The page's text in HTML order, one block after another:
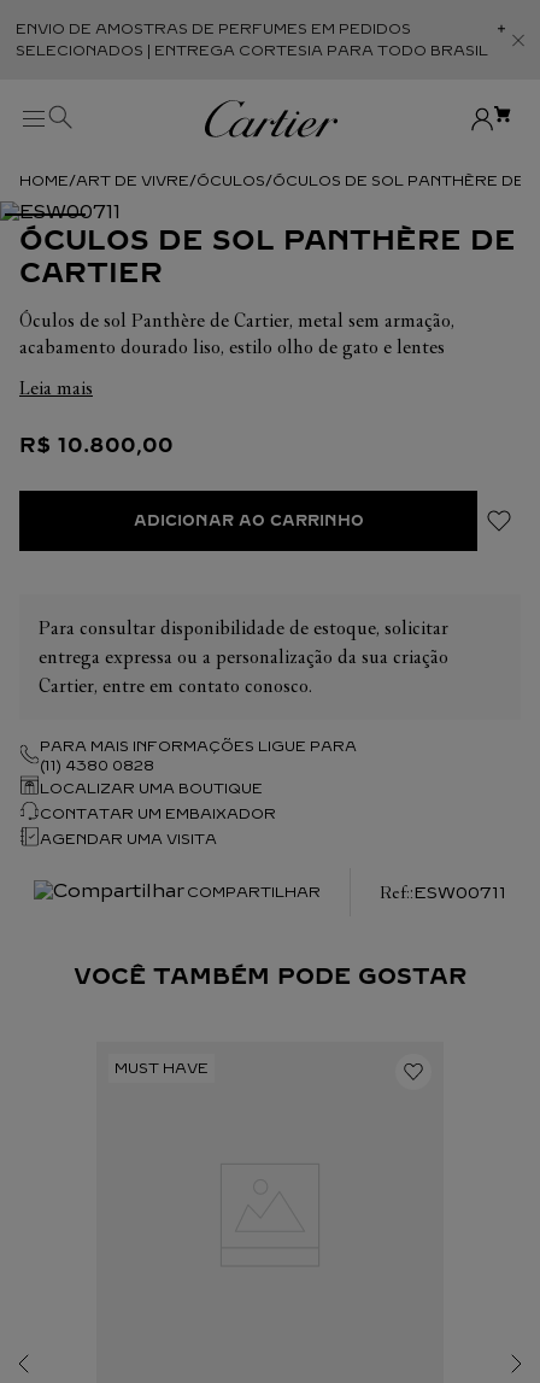
ENVIO DE AMOSTRAS DE PERFUMES EM PEDIDOS
SELECIONADOS | ENTREGA CORTESIA PARA TODO BRASIL
ART DE VIVRE ÓCULOS ÓCULOS DE SOL PANTHÈRE DE
ÓCULOS DE SOL PANTHÈRE DE
CARTIER
Óculos de sol Panthère de Cartier, metal sem armação,
acabamento dourado liso, estilo olho de gato e lentes
58 mm, ponte de 16 mm, hastes de 135 mm.
Leia mais
R$ 10.800,00
ADICIONAR AO CARRINHO
Para consultar disponibilidade de estoque, solicitar
entrega expressa ou a personalização da sua criação
Cartier, entre em contato conosco.
PARA MAIS INFORMAÇÕES LIGUE PARA
(11) 4380 0828
LOCALIZAR UMA BOUTIQUE
CONTATAR UM EMBAIXADOR
AGENDAR UMA VISITA
COMPARTILHAR :ESW00711
VOCÊ TAMBÉM PODE GOSTAR